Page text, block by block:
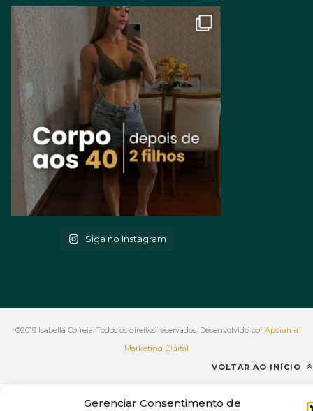
Gerenciar Consentimento de
Siga no Instagram
©2019 Isabella Correia. Todos os direitos reservados. Desenvolvido por Aporama
Marketing Digital
VOLTAR AO INÍCIO